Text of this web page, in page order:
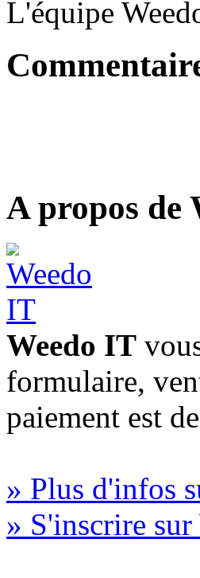
L'équipe
A propos de
Weedo IT
formulaire,
paiement est
» Plus d'infos
» S'inscrire